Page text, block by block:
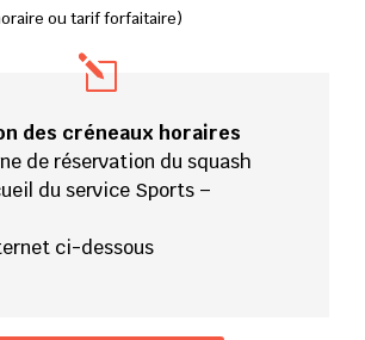
ou tarif forfaitaire)
des créneaux horaires
de réservation du squash
du service Sports –
ci-dessous